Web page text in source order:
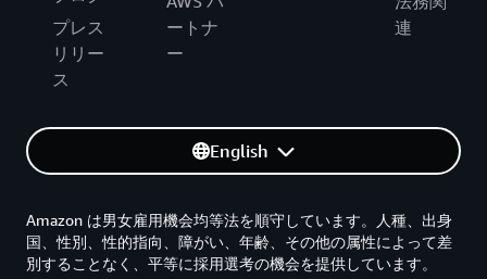
プレス
リリー
ス
ートナ
ー
連
English
Amazon は男女雇用機会均等法を順守しています。人種、出身
国、性別、性的指向、障がい、年齢、その他の属性によって差
別することなく、平等に採用選考の機会を提供しています。